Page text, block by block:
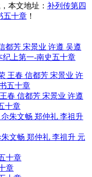
本文地址： 补列传第四
五十章！
都芳 宋景业 许遵 吴遵
纪上第一-南史五十章
春 信都芳 宋景业 许遵
十章
文畅 郑仲礼 李祖升 元
章